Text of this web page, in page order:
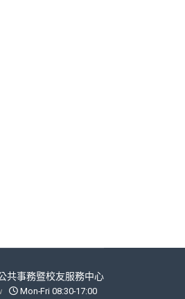
共事務暨校友服務中心
Mon-Fri 08:30-17:00